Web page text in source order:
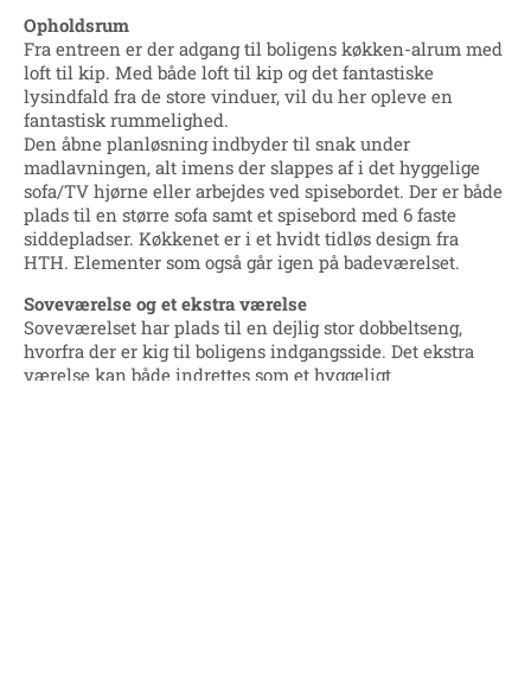
Opholdsrum
Fra entreen er der adgang til boligens køkken-alrum med
loft til kip. Med både loft til kip og det fantastiske
lysindfald fra de store vinduer, vil du her opleve en
fantastisk rummelighed.
Den åbne planløsning indbyder til snak under
madlavningen, alt imens der slappes af i det hyggelige
sofa/TV hjørne eller arbejdes ved spisebordet. Der er både
plads til en større sofa samt et spisebord med 6 faste
siddepladser. Køkkenet er i et hvidt tidløs design fra
HTH. Elementer som også går igen på badeværelset.
Soveværelse og et ekstra værelse
Soveværelset har plads til en dejlig stor dobbeltseng,
hvorfra der er kig til boligens indgangsside. Det ekstra
værelse kan både indrettes som et hyggeligt